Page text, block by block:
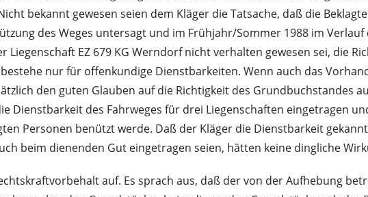
bekannt gewesen seien dem Kläger die Tatsache, daß die
des Weges untersagt und im Frühjahr/Sommer 1988 im
Liegenschaft EZ 679 KG Werndorf nicht verhalten gewesen sei, die
nur für offenkundige Dienstbarkeiten. Wenn auch das
den guten Glauben auf die Richtigkeit des Grundbuchstandes
Dienstbarkeit des Fahrweges für drei Liegenschaften eingetragen
Personen benützt werde. Daß der Kläger die Dienstbarkeit
beim dienenden Gut eingetragen seien, hätten keine dingliche
auf. Es sprach aus, daß der von der Aufhebung